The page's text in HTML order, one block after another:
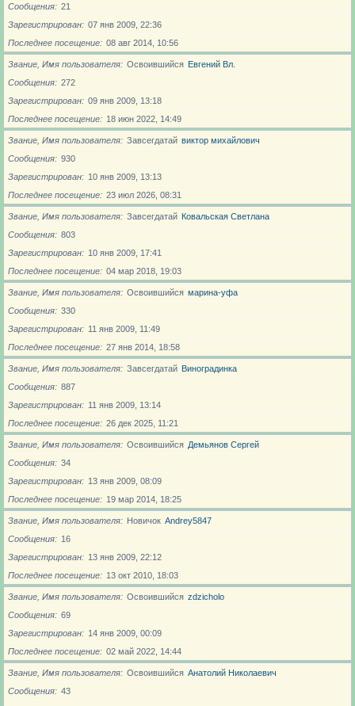
Сообщения
21
Зарегистрирован
07 янв 2009, 22:36
Последнее посещение
08 авг 2014, 10:56
Звание, Имя пользователя Освоившийся Евгений Вл.
Сообщения
272
Зарегистрирован
09 янв 2009, 13:18
Последнее посещение
18 июн 2022, 14:49
Звание, Имя пользователя Завсегдатай виктор михайлович
Сообщения
930
Зарегистрирован
10 янв 2009, 13:13
Последнее посещение
23 июл 2026, 08:31
Звание, Имя пользователя Завсегдатай Ковальская Светлана
Сообщения
803
Зарегистрирован
10 янв 2009, 17:41
Последнее посещение
04 мар 2018, 19:03
Звание, Имя пользователя Освоившийся марина-уфа
Сообщения
330
Зарегистрирован
11 янв 2009, 11:49
Последнее посещение
27 янв 2014, 18:58
Звание, Имя пользователя Завсегдатай Виноградинка
Сообщения
887
Зарегистрирован
11 янв 2009, 13:14
Последнее посещение
26 дек 2025, 11:21
Звание, Имя пользователя Освоившийся Демьянов Сергей
Сообщения
34
Зарегистрирован
13 янв 2009, 08:09
Последнее посещение
19 мар 2014, 18:25
Звание, Имя пользователя Новичoк Andrey5847
Сообщения
16
Зарегистрирован
13 янв 2009, 22:12
Последнее посещение
13 окт 2010, 18:03
Звание, Имя пользователя Освоившийся zdzicholo
Сообщения
69
Зарегистрирован
14 янв 2009, 00:09
Последнее посещение
02 май 2022, 14:44
Звание, Имя пользователя Освоившийся Анатолий Николаевич
Сообщения
43